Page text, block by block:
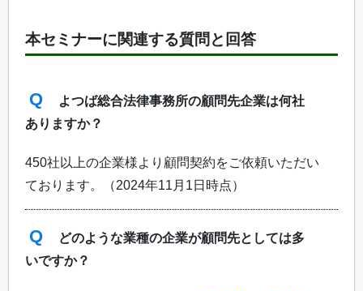
本セミナーに関連する質問と回答
Q
よつば総合法律事務所の顧問先企業は何社
ありますか？
450社以上の企業様より顧問契約をご依頼いただい
ております。（2024年11月1日時点）
Q
どのような業種の企業が顧問先としては多
いですか？